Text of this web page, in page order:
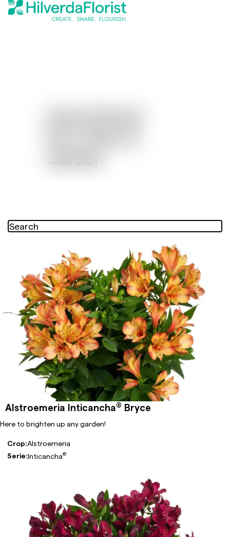
Alstroemeria Inticancha® Bryce
Here to brighten up any garden!
Crop:Alstroemeria
Serie:Inticancha®